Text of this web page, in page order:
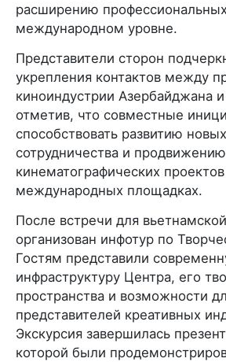
расширению
международном уровне.
Представители сторон
укрепления контактов между
киноиндустрии Азербайджана
отметив, что совместные
способствовать развитию
сотрудничества и продвижению
кинематографических
международных площадках.
После встречи для
организован инфотур по
Гостям представили
инфраструктуру Центра, его
пространства и возможности
представителей креативных
Экскурсия завершилась
которой были